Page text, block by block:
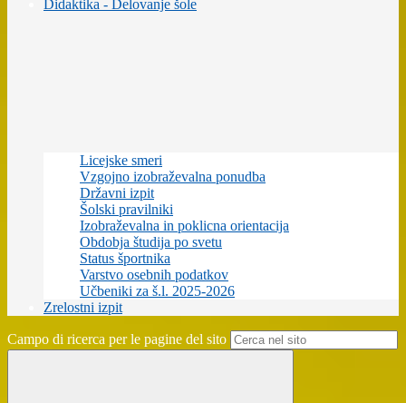
Didaktika - Delovanje šole
Licejske smeri
Vzgojno izobraževalna ponudba
Državni izpit
Šolski pravilniki
Izobraževalna in poklicna orientacija
Obdobja študija po svetu
Status športnika
Varstvo osebnih podatkov
Učbeniki za š.l. 2025-2026
Zrelostni izpit
Campo di ricerca per le pagine del sito